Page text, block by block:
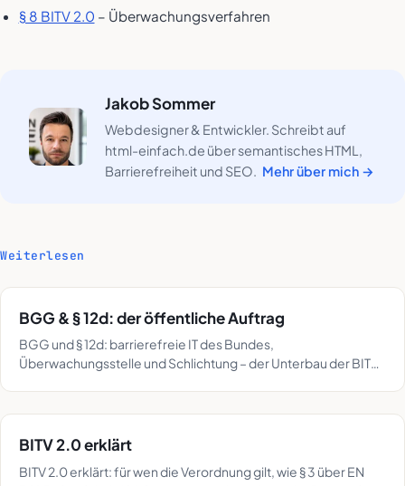
§ 8 BITV 2.0 – Überwachungsverfahren
Jakob Sommer
Webdesigner & Entwickler. Schreibt auf
html-einfach.de über semantisches HTML,
Barrierefreiheit und SEO.
Mehr über mich →
Weiterlesen
BGG & § 12d: der öffentliche Auftrag
BGG und § 12d: barrierefreie IT des Bundes,
Überwachungsstelle und Schlichtung – der Unterbau der BITV
BITV 2.0 erklärt
BITV 2.0 erklärt: für wen die Verordnung gilt, wie § 3 über EN